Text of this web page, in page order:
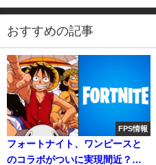
おすすめの記事
FPS情報
フォートナイト、ワンピースと
のコラボがついに実現間近？登